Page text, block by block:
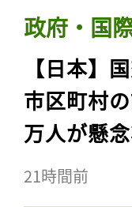
政府・国
【日本】
市区町村
万人が懸
21時間前